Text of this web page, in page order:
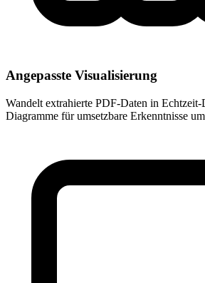
Angepasste Visualisierung
Wandelt extrahierte PDF-Daten in Echtzeit-
Diagramme für umsetzbare Erkenntnisse